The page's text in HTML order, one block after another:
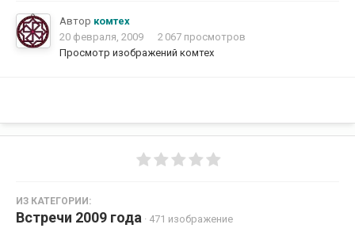
Автор комтех
20 февраля, 2009
2 067 просмотров
Просмотр изображений комтех
ИЗ КАТЕГОРИИ:
Встречи 2009 года · 471 изображение